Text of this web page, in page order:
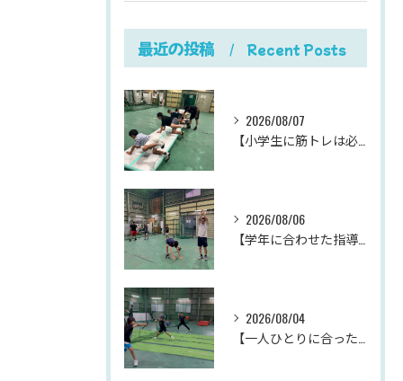
最近の投稿 Recent Posts
2026/08/07
【小学生に筋トレは必要？】
2026/08/06
【学年に合わせた指導が、成長を加速させる。
2026/08/04
【一人ひとりに合った指導が、成長を加速させる。